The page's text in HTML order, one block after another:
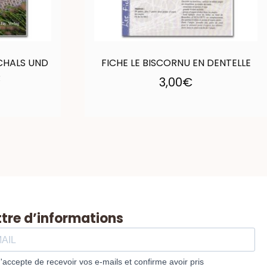
UND
FICHE LE BISCORNU EN DENTELLE
3,00€
d’informations
de recevoir vos e-mails et confirme avoir pris